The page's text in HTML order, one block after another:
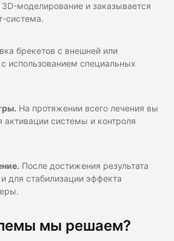
моделирование и заказывается
система.
брекетов с внешней или
использованием специальных
На протяжении всего лечения вы
активации системы и контроля
После достижения результата
для стабилизации эффекта
мы решаем?